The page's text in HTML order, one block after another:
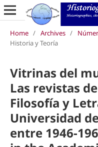
Home / Archives /
Historia y Teoría
Vitrinas del
Las revistas
Filosofía y
Universidad
entre 1946-